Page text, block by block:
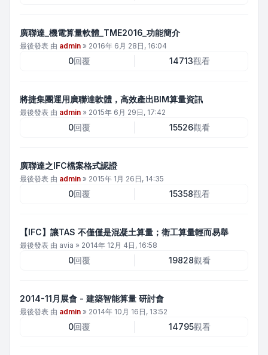
廣聯達_機電算量軟體_TME2016_功能簡介
最後發表 由 admin » 2016年 6月 28日, 16:04
0回覆 14713觀看
將捷集團運用廣聯達軟體，高效產出BIM算量資訊
最後發表 由 admin » 2015年 6月 29日, 17:42
0回覆 15526觀看
廣聯達之IFC檔案格式認證
最後發表 由 admin » 2015年 1月 26日, 14:35
0回覆 15358觀看
【IFC】讓TAS 不僅僅是混凝土算量；衛工算量輕而易舉
最後發表 由 avia » 2014年 12月 4日, 16:58
0回覆 19828觀看
2014-11月展會 - 建築智能算量 研討會
最後發表 由 admin » 2014年 10月 16日, 13:52
0回覆 14795觀看